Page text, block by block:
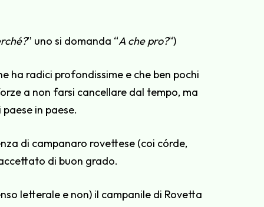
” uno si domanda “A che pro?“)
ha radici profondissime e che ben pochi
a non farsi cancellare dal tempo, ma
in paese.
di campanaro rovettese (coi córde,
di buon grado.
letterale e non) il campanile di Rovetta